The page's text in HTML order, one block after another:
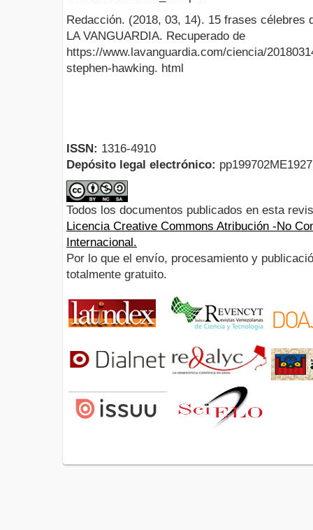
Redacción. (2018, 03, 14). 15 frases célebres
LA VANGUARDIA. Recuperado de
https://www.lavanguardia.com/ciencia/
stephen-hawking. html
ISSN: 1316-4910
Depósito legal electrónico:
Todos los documentos publicados en esta
Licencia Creative Commons Atribución -No
Internacional.
Por lo que el envío, procesamiento y
totalmente gratuito.